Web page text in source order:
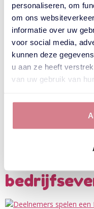
personaliseren, om
om ons
informatie over uw
voor social media,
kunnen deze
u aan ze heeft
van uw gebruik van
Waarom
is in
Carnaval staat voor
veel bedrijven is het ook
Pubquiz